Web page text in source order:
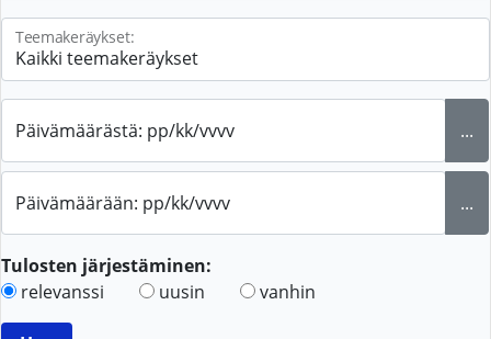
Teemakeräykset:
Päivämäärästä: pp/kk/vvvv ...
Päivämäärään: pp/kk/vvvv ...
Tulosten järjestäminen:
relevanssi
uusin vanhin